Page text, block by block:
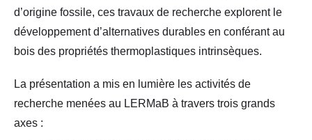
d’origine fossile, ces travaux de recherche explorent le
développement d’alternatives durables en conférant au
bois des propriétés thermoplastiques intrinsèques.
La présentation a mis en lumière les activités de
recherche menées au LERMaB à travers trois grands
axes :